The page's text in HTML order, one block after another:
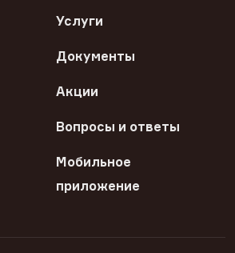
Услуги
Документы
Акции
Вопросы и ответы
Мобильное
приложение